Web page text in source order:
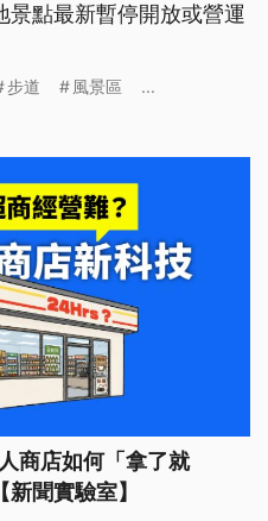
景點最新暫停開放或營運
步道 風景區 ...
商店如何「拿了就
聞實驗室】